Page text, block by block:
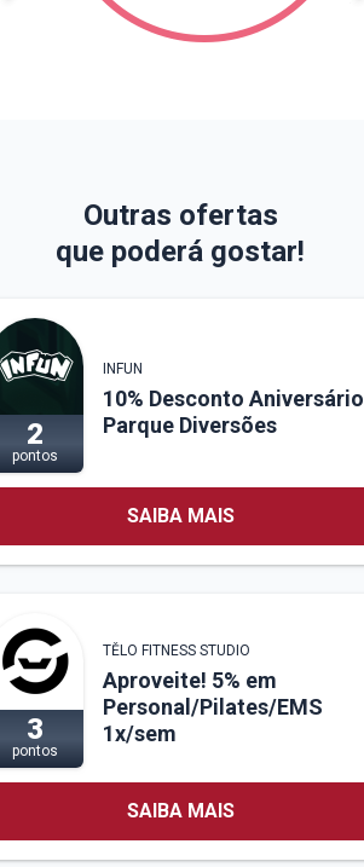
Outras ofertas
que poderá gostar!
2
pontos
INFUN
10% Desconto Aniversário
Parque Diversões
SAIBA MAIS
3
pontos
TĚLO FITNESS STUDIO
Aproveite! 5% em
Personal/Pilates/EMS
1x/sem
SAIBA MAIS